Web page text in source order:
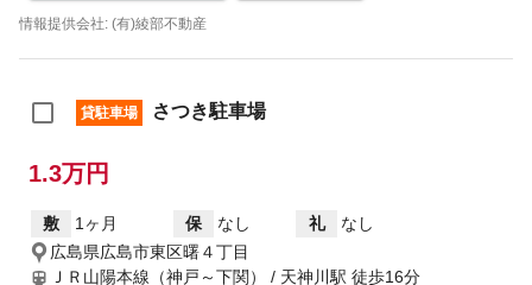
情報提供会社: (有)綾部不動産
貸駐車場 さつき駐車場
1.3万円
敷 1ヶ月 保 なし 礼
なし
広島県広島市東区曙４丁目
ＪＲ山陽本線（神戸～下関） / 天神川駅 徒歩16分